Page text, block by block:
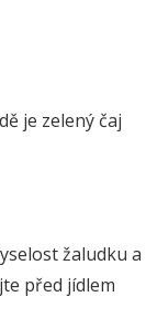
je zelený čaj
žaludku a
před jídlem